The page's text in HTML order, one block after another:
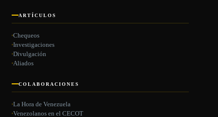
ARTÍCULOS
Chequeos
Investigaciones
Divulgación
Aliados
COLABORACIONES
La Hora de Venezuela
Venezolanos en el CECOT